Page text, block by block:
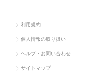
利用規約
個人情報の取り扱い
ヘルプ・お問い合わせ
サイトマップ